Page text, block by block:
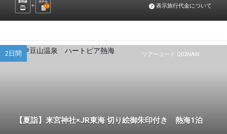
新幹線
ホテル
1 泊 表示旅行代金について
ツアーコード Q02NAW
2日間
【夏詣】来宮神社×JR東海 切り絵御朱印付き 熱海1泊